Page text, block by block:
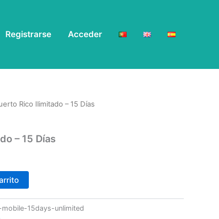
Registrarse Acceder
Rico Ilimitado – 15 Días
– 15 Días
15days-unlimited